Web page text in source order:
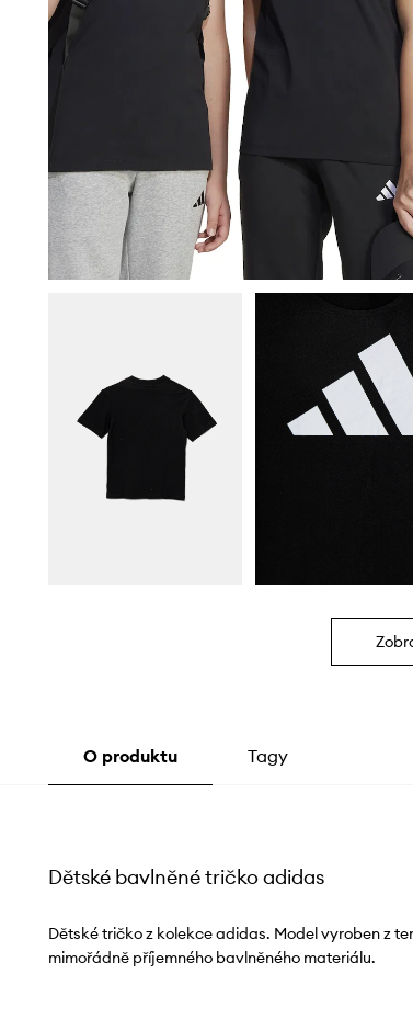
O produktu Tagy
Dětské bavlněné tričko adidas
Dětské tričko z kolekce adidas. Model vyroben z
mimořádně příjemného bavlněného materiálu.